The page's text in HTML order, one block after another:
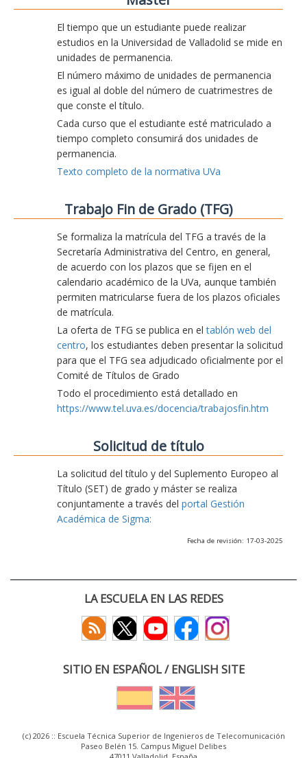
El tiempo que un estudiante puede realizar
estudios en la Universidad de Valladolid se mide en
unidades de permanencia.
El número máximo de unidades de permanencia
es igual al doble del número de cuatrimestres de
que conste el título.
Cada curso que el estudiante esté matriculado a
tiempo completo consumirá dos unidades de
permanencia.
Texto completo de la normativa UVa
Trabajo Fin de Grado (TFG)
Se formaliza la matrícula del TFG a través de la
Secretaría Administrativa del Centro, en general,
de acuerdo con los plazos que se fijen en el
calendario académico de la UVa, aunque también
permiten matricularse fuera de los plazos oficiales
de matrícula.
La oferta de TFG se publica en eltablón web del
centro, los estudiantes deben presentar la solicitud
para que el TFG sea adjudicado oficialmente por el
Comité de Títulos de Grado
Todo el procedimiento está detallado en
https://www.tel.uva.es/docencia/trabajosfin.htm
Solicitud de título
La solicitud del título y del Suplemento Europeo al
Título (SET) de grado y máster se realiza
conjuntamente a través del portal Gestión
Académica de Sigma:
Fecha de revisión: 17-03-2025
LA ESCUELA EN LAS REDES
SITIO EN ESPAÑOL / ENGLISH SITE
(c) 2026 :: Escuela Técnica Superior de Ingenieros de Telecomunicación
Paseo Belén 15. Campus Miguel Delibes